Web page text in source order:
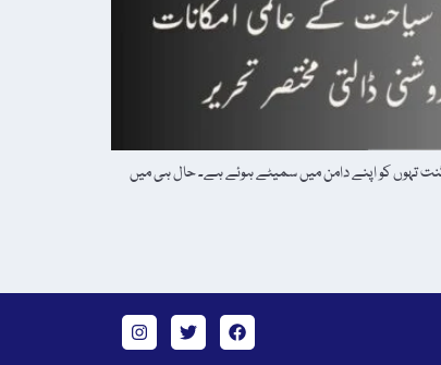
گنت تہوں کو اپنے دامن میں سمیٹے ہوئے ہے۔ حال ہی میں